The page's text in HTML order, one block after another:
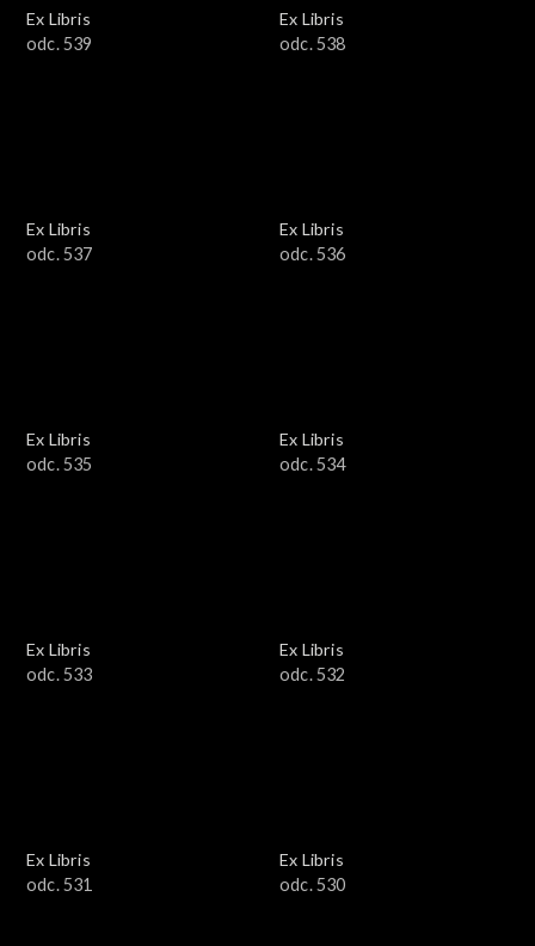
Ex Libris
odc. 539
Ex Libris
odc. 538
Ex Libris
odc. 537
Ex Libris
odc. 536
Ex Libris
odc. 535
Ex Libris
odc. 534
Ex Libris
odc. 533
Ex Libris
odc. 532
Ex Libris
odc. 531
Ex Libris
odc. 530